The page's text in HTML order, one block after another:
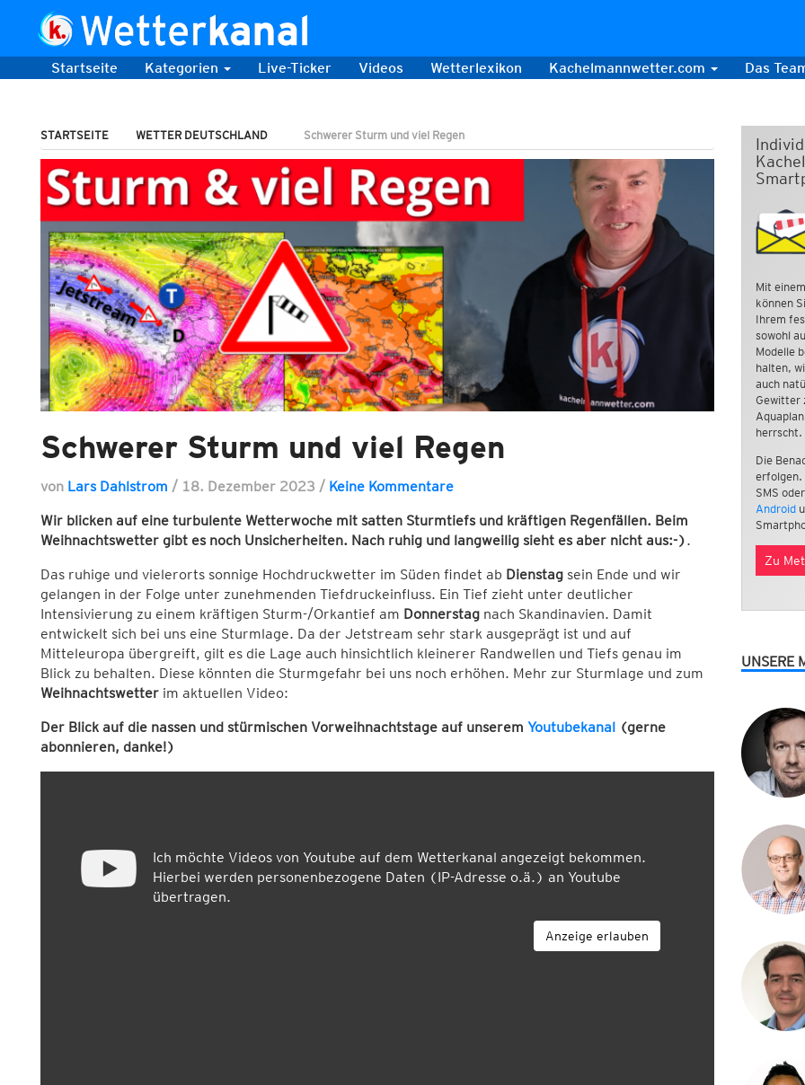
Startseite Kategorien Live-Ticker Videos Wetterlexikon Kachelmannwetter.com Das
STARTSEITE WETTER DEUTSCHLAND Schwerer Sturm und viel Regen
Schwerer Sturm und viel Regen
von Lars Dahlstrom / 18. Dezember 2023 / Keine Kommentare
Wir blicken auf eine turbulente Wetterwoche mit satten Sturmtiefs und kräftigen Regenfällen. Beim
Weihnachtswetter gibt es noch Unsicherheiten. Nach ruhig und langweilig sieht es aber nicht aus:-).
Das ruhige und vielerorts sonnige Hochdruckwetter im Süden findet ab Dienstag sein Ende und wir
gelangen in der Folge unter zunehmenden Tiefdruckeinfluss. Ein Tief zieht unter deutlicher
Intensivierung zu einem kräftigen Sturm-/Orkantief am Donnerstag nach Skandinavien. Damit
entwickelt sich bei uns eine Sturmlage. Da der Jetstream sehr stark ausgeprägt ist und auf
Mitteleuropa übergreift, gilt es die Lage auch hinsichtlich kleinerer Randwellen und Tiefs genau im
Blick zu behalten. Diese könnten die Sturmgefahr bei uns noch erhöhen. Mehr zur Sturmlage und zum
Weihnachtswetterim aktuellen Video:
Der Blick auf die nassen und stürmischen Vorweihnachtstage auf unserem Youtubekanal (gerne
abonnieren, danke!)
Ich möchte Videos von Youtube auf dem Wetterkanal angezeigt bekommen.
Hierbei werden personenbezogene Daten (IP-Adresse o.ä.) an Youtube
übertragen.
Anzeige erlauben
Mit
können
Ihrem
sowohl
Modelle
halten,
auch
Gewitter
herrscht.
Die
erfolgen.
SMS
Android
Zu
UNSERE